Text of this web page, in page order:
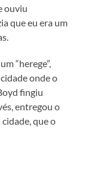
ouviu
que eu era um
“herege”,
onde o
fingiu
entregou o
que o